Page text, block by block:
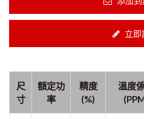
立即
尺
寸
額定功
率
精度
(%)
溫度